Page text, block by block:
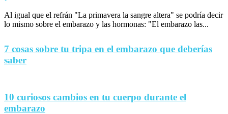
Al igual que el refrán "La primavera la sangre altera" se podría decir
lo mismo sobre el embarazo y las hormonas: "El embarazo las...
7 cosas sobre tu tripa en el embarazo que deberías
saber
10 curiosos cambios en tu cuerpo durante el
embarazo